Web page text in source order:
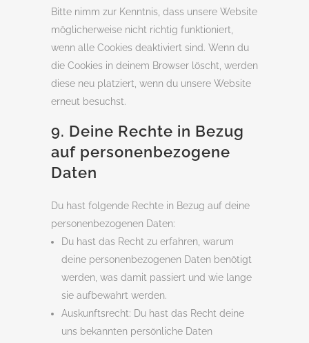
Bitte nimm zur Kenntnis, dass unsere Website
möglicherweise nicht richtig funktioniert,
wenn alle Cookies deaktiviert sind. Wenn du
die Cookies in deinem Browser löscht, werden
diese neu platziert, wenn du unsere Website
erneut besuchst.
9. Deine Rechte in Bezug
auf personenbezogene
Daten
Du hast folgende Rechte in Bezug auf deine
personenbezogenen Daten:
Du hast das Recht zu erfahren, warum
deine personenbezogenen Daten benötigt
werden, was damit passiert und wie lange
sie aufbewahrt werden.
Auskunftsrecht: Du hast das Recht deine
uns bekannten persönliche Daten